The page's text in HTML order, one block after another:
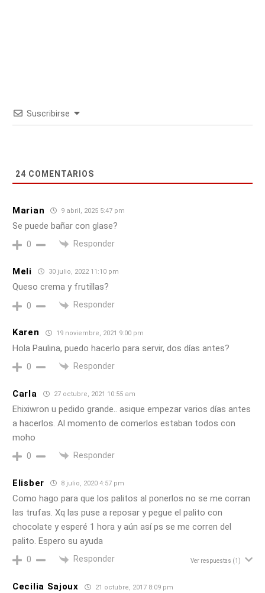
Suscribirse
24 COMENTARIOS
Marian 9 abril, 2025 5:47 pm
Se puede bañar con glase?
0 Responder
Meli 30 julio, 2022 11:10 pm
Queso crema y frutillas?
0 Responder
Karen 19 noviembre, 2021 9:00 pm
Hola Paulina, puedo hacerlo para servir, dos días antes?
0 Responder
Carla 27 octubre, 2021 10:55 am
Ehixiwron u pedido grande.. asique empezar varios días antes
a hacerlos. Al momento de comerlos estaban todos con
moho
0 Responder
Elisber 8 julio, 2020 4:57 pm
Como hago para que los palitos al ponerlos no se me corran
las trufas. Xq las puse a reposar y pegue el palito con
chocolate y esperé 1 hora y aún así ps se me corren del
palito. Espero su ayuda
0 Responder Ver respuestas (1)
Cecilia Sajoux 21 octubre, 2017 8:09 pm